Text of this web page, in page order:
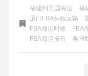
程清晰，提供两种船
价格根据商品情况和
国际致力于优化物流
展。
福建到美国海运 福
厦门FBA头程运输
FBA海运时效
FBA
FBA海运报价
美国